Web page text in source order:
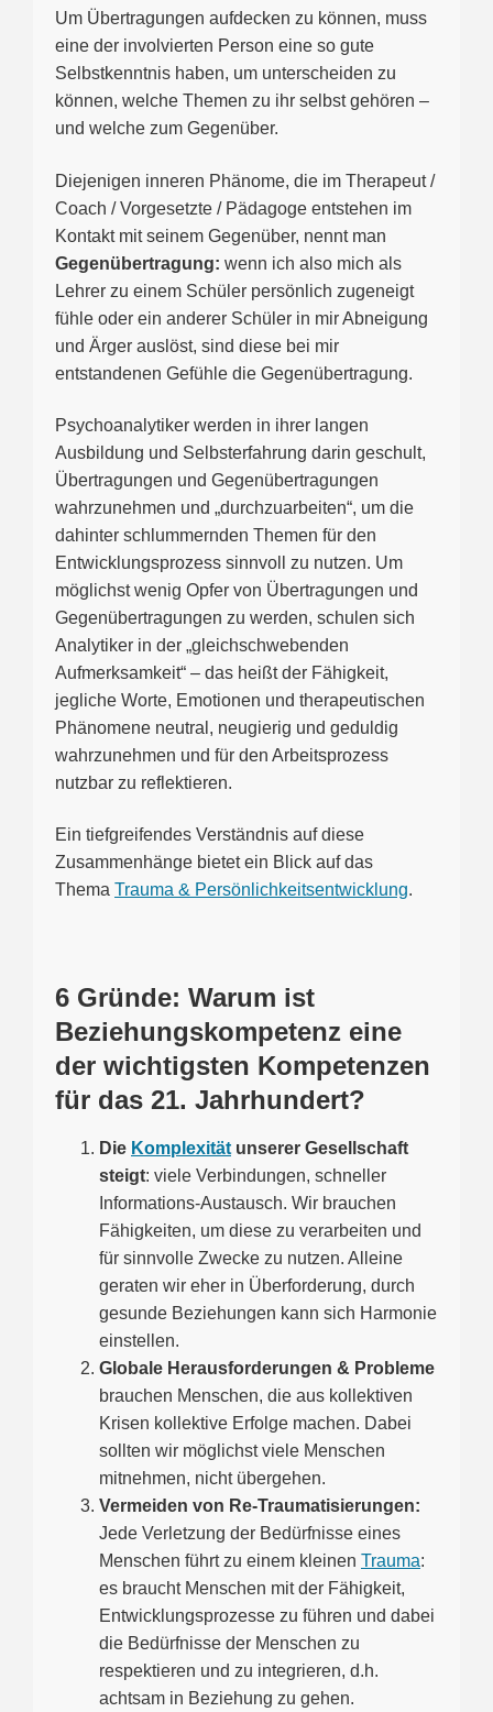
Um Übertragungen aufdecken zu können, muss
eine der involvierten Person eine so gute
Selbstkenntnis haben, um unterscheiden zu
können, welche Themen zu ihr selbst gehören –
und welche zum Gegenüber.
Diejenigen inneren Phänome, die im Therapeut /
Coach / Vorgesetzte / Pädagoge entstehen im
Kontakt mit seinem Gegenüber, nennt man
Gegenübertragung: wenn ich also mich als
Lehrer zu einem Schüler persönlich zugeneigt
fühle oder ein anderer Schüler in mir Abneigung
und Ärger auslöst, sind diese bei mir
entstandenen Gefühle die Gegenübertragung.
Psychoanalytiker werden in ihrer langen
Ausbildung und Selbsterfahrung darin geschult,
Übertragungen und Gegenübertragungen
wahrzunehmen und „durchzuarbeiten“, um die
dahinter schlummernden Themen für den
Entwicklungsprozess sinnvoll zu nutzen. Um
möglichst wenig Opfer von Übertragungen und
Gegenübertragungen zu werden, schulen sich
Analytiker in der „gleichschwebenden
Aufmerksamkeit“ – das heißt der Fähigkeit,
jegliche Worte, Emotionen und therapeutischen
Phänomene neutral, neugierig und geduldig
wahrzunehmen und für den Arbeitsprozess
nutzbar zu reflektieren.
Ein tiefgreifendes Verständnis auf diese
Zusammenhänge bietet ein Blick auf das
Thema Trauma & Persönlichkeitsentwicklung.
6 Gründe: Warum ist
Beziehungskompetenz eine
der wichtigsten Kompetenzen
für das 21. Jahrhundert?
Die Komplexität unserer Gesellschaft
steigt: viele Verbindungen, schneller
Informations-Austausch. Wir brauchen
Fähigkeiten, um diese zu verarbeiten und
für sinnvolle Zwecke zu nutzen. Alleine
geraten wir eher in Überforderung, durch
gesunde Beziehungen kann sich Harmonie
einstellen.
Globale Herausforderungen & Probleme
brauchen Menschen, die aus kollektiven
Krisen kollektive Erfolge machen. Dabei
sollten wir möglichst viele Menschen
mitnehmen, nicht übergehen.
Vermeiden von Re-Traumatisierungen:
Jede Verletzung der Bedürfnisse eines
Menschen führt zu einem kleinen Trauma:
es braucht Menschen mit der Fähigkeit,
Entwicklungsprozesse zu führen und dabei
die Bedürfnisse der Menschen zu
respektieren und zu integrieren, d.h.
achtsam in Beziehung zu gehen.